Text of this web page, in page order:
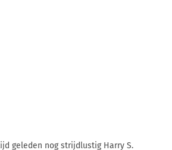
geleden nog strijdlustig Harry S.